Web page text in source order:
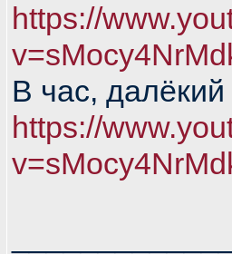
https://
В час, далёкий
https://